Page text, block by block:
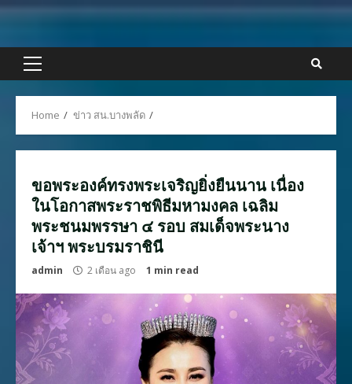
Skip
content
Primary
Home ข่าว สน.บางพลัด
ขอพระองค์ทรงพระเจริญยิ่งยืนนาน เนื่อง
ในโอกาสพระราชพิธีมหามงคล เฉลิม
พระชนมพรรษา ๔ รอบ สมเด็จพระนาง
เจ้าฯ พระบรมราชินี
admin 2 เดือน ago 1 min read